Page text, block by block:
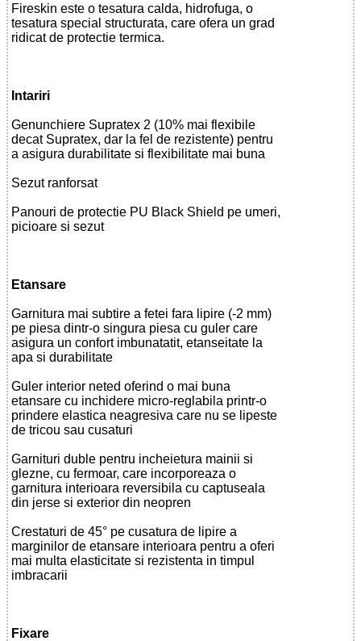
Fireskin este o tesatura calda, hidrofuga, o
tesatura special structurata, care ofera un grad
ridicat de protectie termica.
Intariri
Genunchiere Supratex 2 (10% mai flexibile
decat Supratex, dar la fel de rezistente) pentru
a asigura durabilitate si flexibilitate mai buna
Sezut ranforsat
Panouri de protectie PU Black Shield pe umeri,
picioare si sezut
Etansare
Garnitura mai subtire a fetei fara lipire (-2 mm)
pe piesa dintr-o singura piesa cu guler care
asigura un confort imbunatatit, etanseitate la
apa si durabilitate
Guler interior neted oferind o mai buna
etansare cu inchidere micro-reglabila printr-o
prindere elastica neagresiva care nu se lipeste
de tricou sau cusaturi
Garnituri duble pentru incheietura mainii si
glezne, cu fermoar, care incorporeaza o
garnitura interioara reversibila cu captuseala
din jerse si exterior din neopren
Crestaturi de 45° pe cusatura de lipire a
marginilor de etansare interioara pentru a oferi
mai multa elasticitate si rezistenta in timpul
imbracarii
Fixare